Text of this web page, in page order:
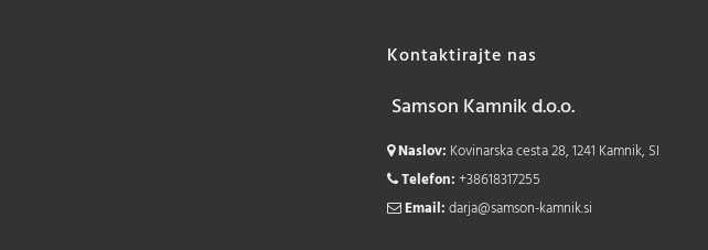
Kontaktirajte nas
Samson Kamnik d.o.o.
Naslov: Kovinarska cesta 28, 1241 Kamnik, SI
Telefon:+38618317255
Email:darja@samson-kamnik.si